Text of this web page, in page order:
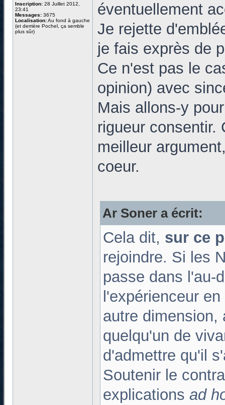
Inscription: 28 Juillet 2012,
23:41
Messages: 3675
Localisation:Au fond à gauche
(et derrière Pochel, ça semble
plus sûr)
éventuellement
Je rejette
je fais exprès de
Ce n'est pas le
opinion) avec
Mais allons-y
rigueur consentir.
meilleur
coeur.
Ar Soner a écrit:
Cela dit, sur ce
rejoindre. Si les
passe dans l'au-
l'expérienceur
autre dimension,
quelqu'un de
d'admettre qu'il
Soutenir le
explications ad